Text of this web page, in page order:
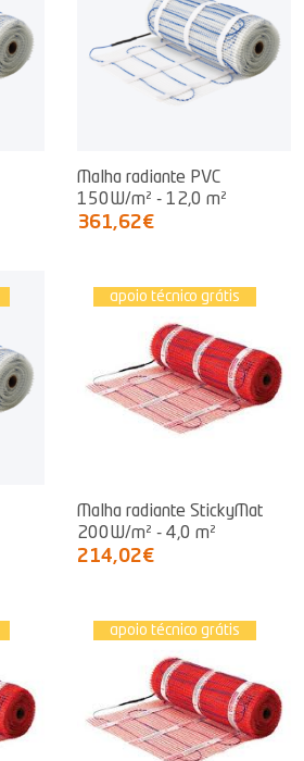
Malha radiante PVC
150W/m² - 12,0 m²
361,62€
apoio técnico grátis
Malha radiante StickyMat
200W/m² - 4,0 m²
214,02€
apoio técnico grátis